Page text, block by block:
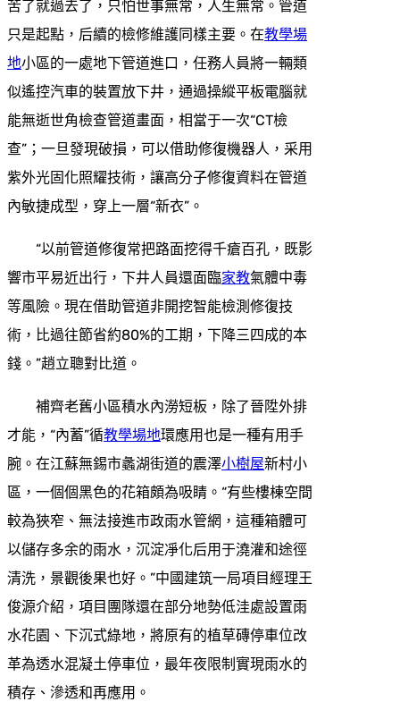
苦了就過去了，只怕世事無常，人生無常。管道
只是起點，后續的檢修維護同樣主要。在教學場
地小區的一處地下管道進口，任務人員將一輛類
似遙控汽車的裝置放下井，通過操縱平板電腦就
能無逝世角檢查管道畫面，相當于一次“CT檢
查”；一旦發現破損，可以借助修復機器人，采用
紫外光固化照耀技術，讓高分子修復資料在管道
內敏捷成型，穿上一層“新衣”。
“以前管道修復常把路面挖得千瘡百孔，既影
響市平易近出行，下井人員還面臨家教氣體中毒
等風險。現在借助管道非開挖智能檢測修復技
術，比過往節省約80%的工期，下降三四成的本
錢。”趙立聰對比道。
補齊老舊小區積水內澇短板，除了晉陞外排
才能，“內蓄”循教學場地環應用也是一種有用手
腕。在江蘇無錫市蠡湖街道的震澤小樹屋新村小
區，一個個黑色的花箱頗為吸睛。“有些樓棟空間
較為狹窄、無法接進市政雨水管網，這種箱體可
以儲存多余的雨水，沉淀凈化后用于澆灌和途徑
清洗，景觀後果也好。”中國建筑一局項目經理王
俊源介紹，項目團隊還在部分地勢低洼處設置雨
水花園、下沉式綠地，將原有的植草磚停車位改
革為透水混凝土停車位，最年夜限制實現雨水的
積存、滲透和再應用。